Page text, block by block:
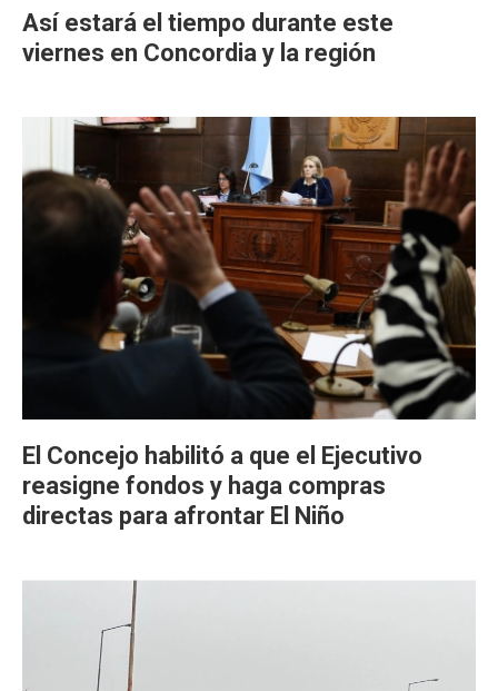
Así estará el tiempo durante este
viernes en Concordia y la región
El Concejo habilitó a que el Ejecutivo
reasigne fondos y haga compras
directas para afrontar El Niño